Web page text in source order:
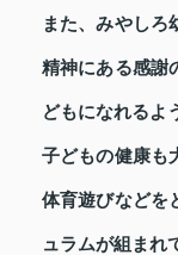
また、みやしろ
精神にある感謝
どもになれるよ
子どもの健康も
体育遊びなどを
ュラムが組まれ